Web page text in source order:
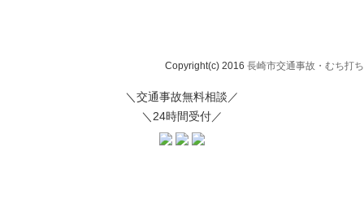
Copyright(c) 2016 長崎市交通事故・むち打
＼交通事故無料相談／
＼24時間受付／